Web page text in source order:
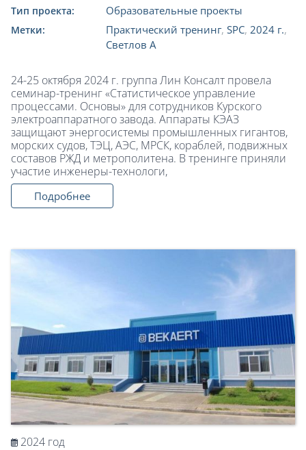
Тип проекта: Образовательные проекты
Метки: Практический тренинг, SPC, 2024 г.,
Светлов А
24-25 октября 2024 г. группа Лин Консалт провела
семинар-тренинг «Статистическое управление
процессами. Основы» для сотрудников Курского
электроаппаратного завода. Аппараты КЭАЗ
защищают энергосистемы промышленных гигантов,
морских судов, ТЭЦ, АЭС, МРСК, кораблей, подвижных
составов РЖД и метрополитена. В тренинге приняли
участие инженеры-технологи,
Подробнее
2024 год